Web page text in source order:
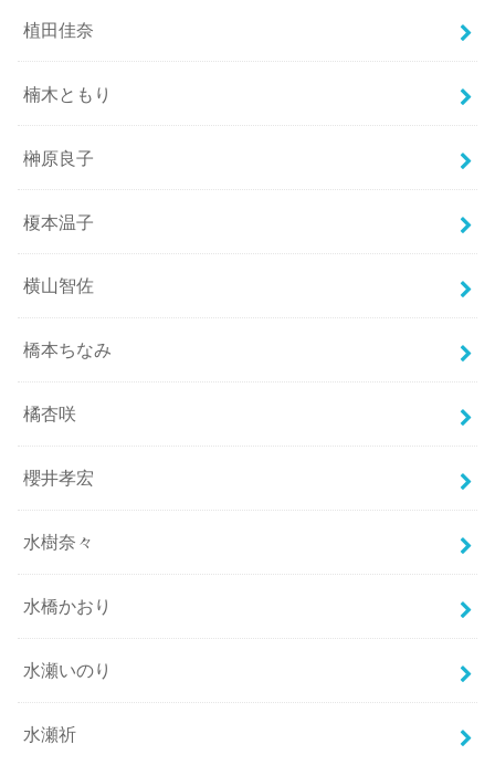
植田佳奈
楠木ともり
榊原良子
榎本温子
横山智佐
橋本ちなみ
橘杏咲
櫻井孝宏
水樹奈々
水橋かおり
水瀬いのり
水瀬祈